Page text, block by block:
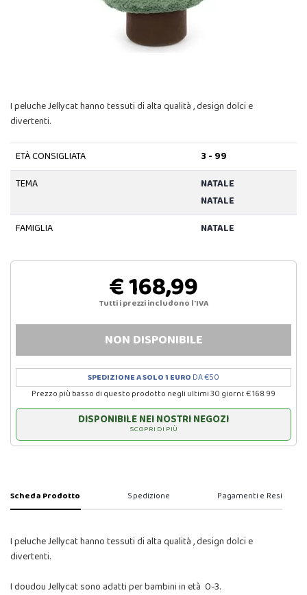
I peluche Jellycat hanno tessuti di alta qualità , design dolci e
divertenti.
ETÀ CONSIGLIATA
3 - 99
TEMA
NATALE
NATALE
FAMIGLIA
NATALE
€ 168,99
Tutti i prezzi includono l'IVA
NON DISPONIBILE
SPEDIZIONE A SOLO 1 EURO DA €50
Prezzo più basso di questo prodotto negli ultimi 30 giorni: € 168.99
DISPONIBILE NEI NOSTRI NEGOZI
SCOPRI DI PIÙ
Scheda Prodotto Spedizione Pagamenti e Resi
I peluche Jellycat hanno tessuti di alta qualità , design dolci e
divertenti.
I doudou Jellycat sono adatti per bambini in età 0-3.